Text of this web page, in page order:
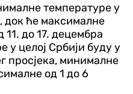
температуре у
док ће максималне
11. до 17. децембра
у целој Србији буду у
просјека, минималне
од 1 до 6